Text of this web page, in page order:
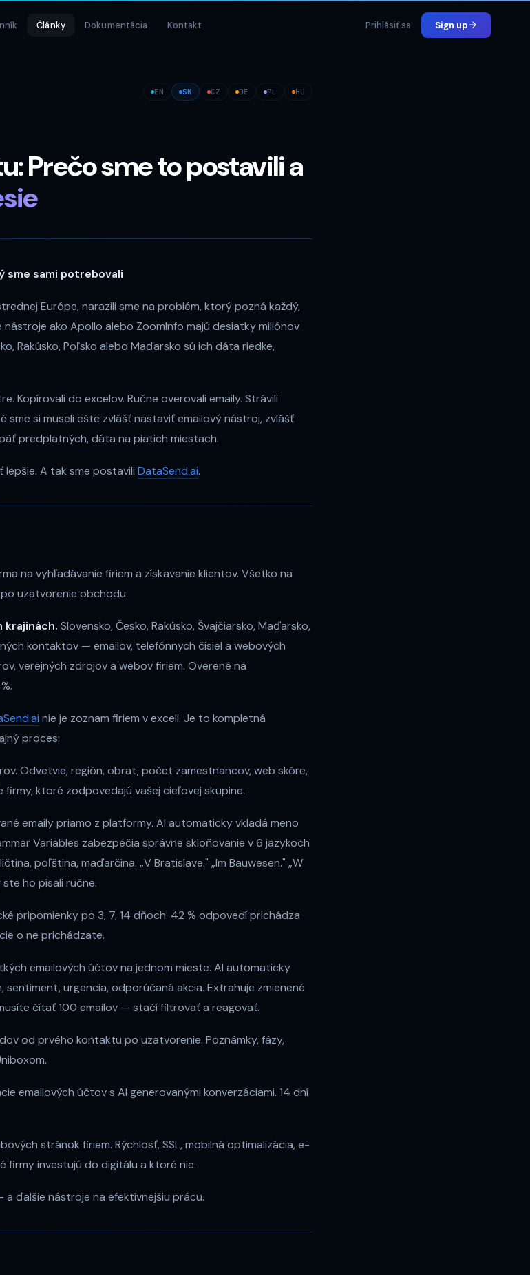
Články Dokumentácia Kontakt Prihlásiť sa Sign up
EN SK CZ DE PL HU
Prečo sme to postavili a
sme sami potrebovali
Európe, narazili sme na problém, ktorý pozná každý,
nástroje ako Apollo alebo ZoomInfo majú desiatky miliónov
Rakúsko, Poľsko alebo Maďarsko sú ich dáta riedke,
Kopírovali do excelov. Ručne overovali emaily. Strávili
si museli ešte zvlášť nastaviť emailový nástroj, zvlášť
predplatných, dáta na piatich miestach.
lepšie. A tak sme postavili DataSend.ai.
na vyhľadávanie firiem a získavanie klientov. Všetko na
uzatvorenie obchodu.
krajinách. Slovensko, Česko, Rakúsko, Švajčiarsko, Maďarsko,
kontaktov — emailov, telefónnych čísiel a webových
verejných zdrojov a webov firiem. Overené na
nie je zoznam firiem v exceli. Je to kompletná
proces:
Odvetvie, región, obrat, počet zamestnancov, web skóre,
ktoré zodpovedajú vašej cieľovej skupine.
emaily priamo z platformy. AI automaticky vkladá meno
Variables zabezpečia správne skloňovanie v 6 jazykoch
poľština, maďarčina. „V Bratislave." „Im Bauwesen." „W
ste ho písali ručne.
pripomienky po 3, 7, 14 dňoch. 42 % odpovedí prichádza
o ne prichádzate.
emailových účtov na jednom mieste. AI automaticky
urgencia, odporúčaná akcia. Extrahuje zmienené
čítať 100 emailov — stačí filtrovať a reagovať.
od prvého kontaktu po uzatvorenie. Poznámky, fázy,
emailových účtov s AI generovanými konverzáciami. 14 dní
stránok firiem. Rýchlosť, SSL, mobilná optimalizácia, e-
firmy investujú do digitálu a ktoré nie.
a ďalšie nástroje na efektívnejšiu prácu.